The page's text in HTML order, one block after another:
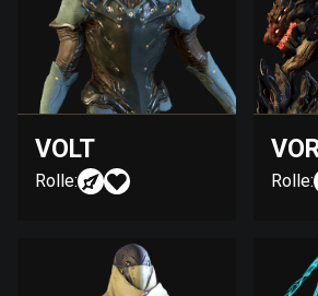
VOLT
Rolle: Rolle: